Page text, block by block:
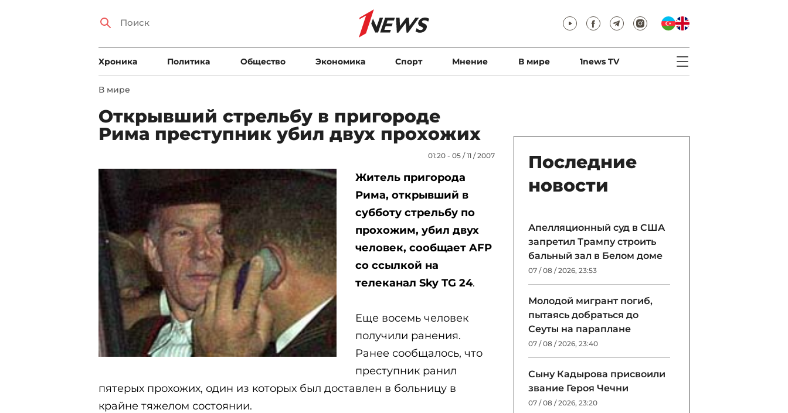
Xроника Политика Общество Экономика Спорт Мнение В мире 1news TV
В мире
Открывший стрельбу в пригороде
Рима преступник убил двух прохожих
01:20 - 05 / 11 / 2007
Житель пригорода
Рима, открывший в
субботу стрельбу по
прохожим, убил двух
человек, сообщает AFP
со ссылкой на
телеканал Sky TG 24.
Еще восемь человек
получили ранения.
Ранее сообщалось, что
преступник ранил
пятерых прохожих, один из которых был доставлен в больницу в
крайне тяжелом состоянии.
Последние
новости
Апелляционный суд в США
запретил Трампу строить
бальный зал в Белом доме
07 / 08 / 2026, 23:53
Молодой мигрант погиб,
пытаясь добраться до
Сеуты на параплане
07 / 08 / 2026, 23:40
Сыну Кадырова присвоили
звание Героя Чечни
07 / 08 / 2026, 23:20